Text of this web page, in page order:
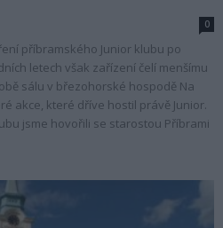
0
příbramského Junior klubu po
letech však zařízení čelí menšímu
sálu v březohorské hospodě Na
akce, které dříve hostil právě Junior.
jsme hovořili se starostou Příbrami